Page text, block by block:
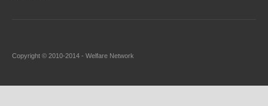
Copyright © 2010-2014 - Welfare Network